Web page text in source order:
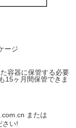
ージ
容器に保管する必要
15ヶ月間保管できま
または
さい!